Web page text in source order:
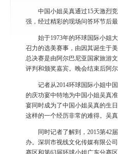
中国小姐吴真通过15天激烈竞
强，经过精彩的现场问答环节后
始于1973年的环球国际小姐大
召力的选美赛事，由因其诞生于
总决赛是由阿尔巴尼亚国家旅游
评判和颁奖嘉宾。晚会结束后阿
记者从2014环球国际小姐中国
的庆功宴中特地为中国小姐吴真
宴同时成为了中国小姐吴真的生
这样的一个经历非常的难得。吴
同时记者了解到，2015第42届
办。深圳市视线文化传媒有限公
赛区和第63届环球小姐广东分赛